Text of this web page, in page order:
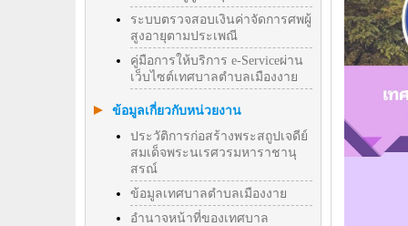
ระบบตรวจสอบเงินค่าจัดการศพผู้
สูงอายุตามประเพณี
คู่มือการให้บริการ e-Serviceผ่าน
เว็บไซต์เทศบาลตำบลเมืองงาย
ข้อมูลเกี่ยวกับหน่วยงาน
ประวัติการก่อสร้างพระสถูปเจดีย์
สมเด็จพระนเรศวรมหาราชานุ
สรณ์
ข้อมูลเทศบาลตำบลเมืองงาย
อำนาจหน้าที่ของเทศบาล